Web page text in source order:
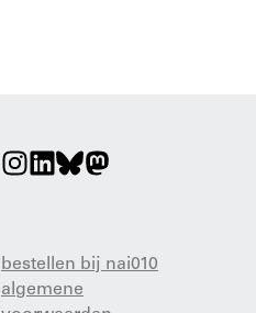
bestellen bij nai010
algemene